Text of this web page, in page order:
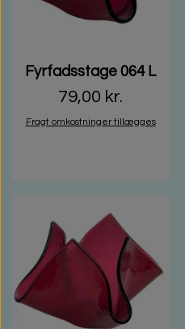
Fyrfadsstage 064 L
79,00 kr.
Fragt omkostninger tillægges